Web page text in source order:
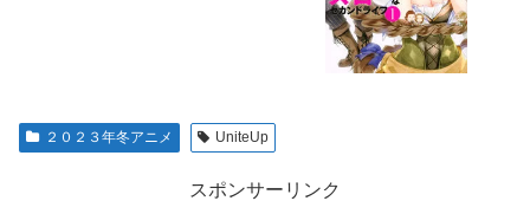
２０２３年冬アニメ UniteUp
スポンサーリンク